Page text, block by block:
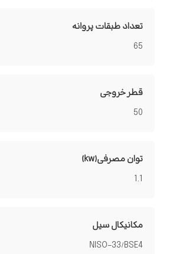
تعداد طبقات پروانه
65
قطر خروجی
50
توان مصرفی(kw)
1.1
مکانیکال سیل
NISO-33/BSE4